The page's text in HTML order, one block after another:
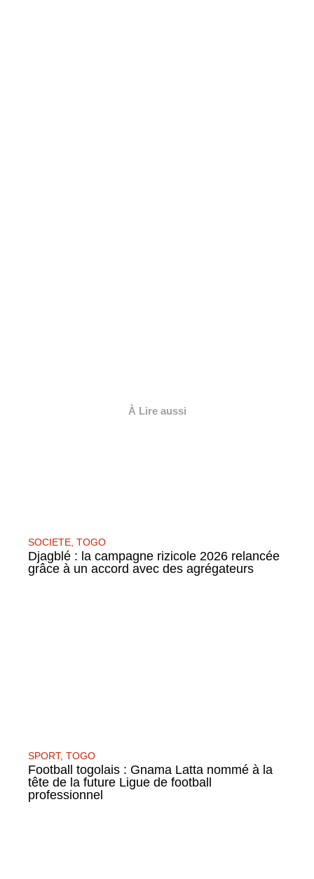
À Lire aussi
SOCIETE TOGO
Djagblé : la campagne rizicole 2026 relancée
grâce à un accord avec des agrégateurs
SPORT, TOGO
Football togolais : Gnama Latta nommé à la
tête de la future Ligue de football
professionnel